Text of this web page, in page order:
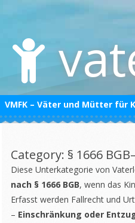
content
VMFK – Väter und Mütter für
Datenschutzerklärung
Category: § 1666
Diese Unterkategorie von
nach § 1666 BGB, wenn das
Erfasst werden Fallrecht und
– Einschränkung oder